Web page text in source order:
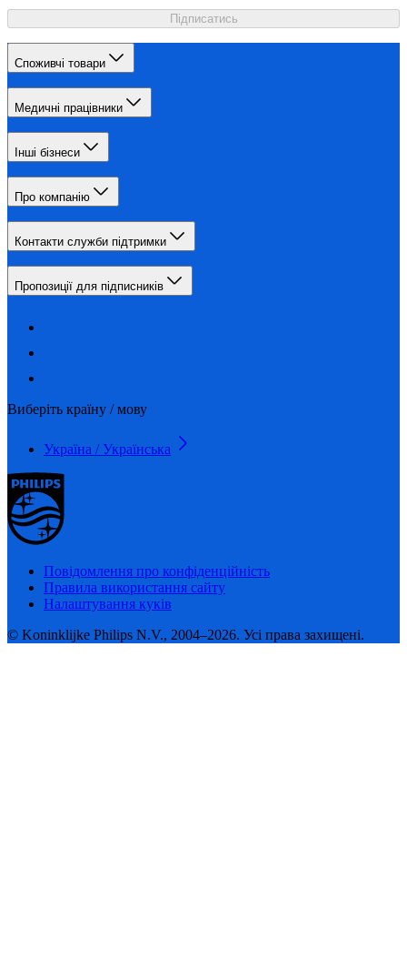
Підписатись
Споживчі товари
Медичні працівники
Інші бізнеси
Про компанію
Контакти служби підтримки
Пропозиції для підписників
Виберіть країну / мову
Україна / Українська
Повідомлення про конфіденційність
Правила використання сайту
Налаштування куків
© Koninklijke Philips N.V., 2004–2026. Усі права захищені.